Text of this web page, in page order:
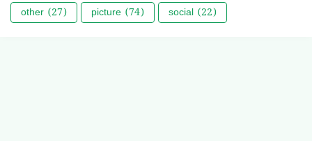
other (27) picture (74) social (22)